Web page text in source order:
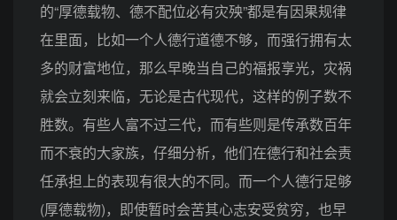
的“厚德载物、德不配位必有灾殃”都是有因果规律
在里面，比如一个人德行道德不够，而强行拥有太
多的财富地位，那么早晚当自己的福报享光，灾祸
就会立刻来临，无论是古代现代，这样的例子数不
胜数。有些人富不过三代，而有些则是传承数百年
而不衰的大家族，仔细分析，他们在德行和社会责
任承担上的表现有很大的不同。而一个人德行足够
(厚德载物)，即使暂时会苦其心志安受贫穷，也早